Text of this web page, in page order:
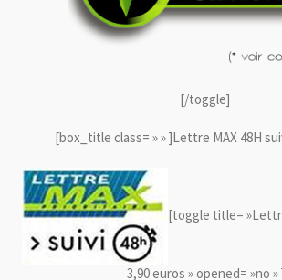
[/toggle]
[box_title class= » » ]Lettre MAX 48H
[toggle title=
3,90 euros » opened= »no »